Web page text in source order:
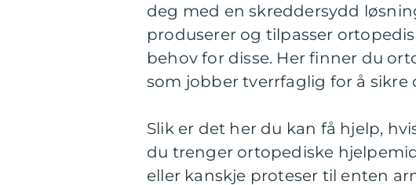
deg med en skreddersydd
produserer og tilpasser
behov for disse. Her finner du
som jobber tverrfaglig for å sikre
Slik er det her du kan få hjelp,
du trenger ortopediske
eller kanskje proteser til enten